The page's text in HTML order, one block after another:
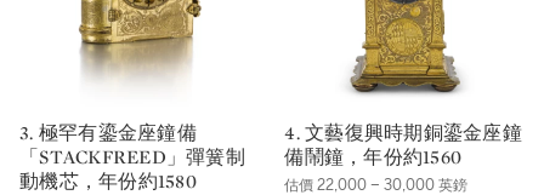
3. 極罕有鎏金座鐘備
「STACKFREED」彈簧制
動機芯，年份約1580
4. 文藝復興時期銅鎏金座鐘
備鬧鐘，年份約1560
估價 22,000 – 30,000 英鎊